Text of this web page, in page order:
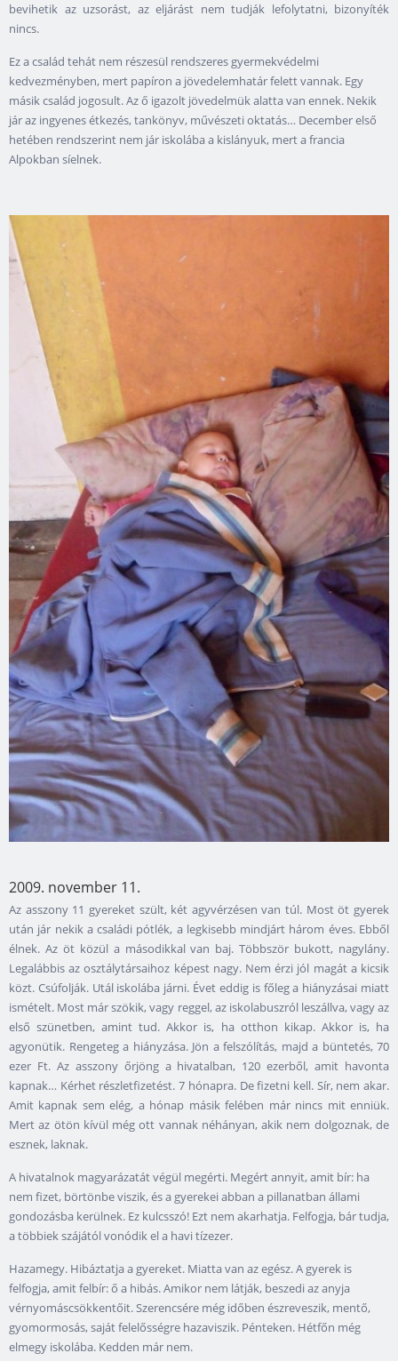
bevihetik az uzsorást, az eljárást nem tudják lefolytatni, bizonyíték
nincs.
Ez a család tehát nem részesül rendszeres gyermekvédelmi
kedvezményben, mert papíron a jövedelemhatár felett vannak. Egy
másik család jogosult. Az ő igazolt jövedelmük alatta van ennek. Nekik
jár az ingyenes étkezés, tankönyv, művészeti oktatás… December első
hetében rendszerint nem jár iskolába a kislányuk, mert a francia
Alpokban síelnek.
2009. november 11.
Az asszony 11 gyereket szült, két agyvérzésen van túl. Most öt gyerek
után jár nekik a családi pótlék, a legkisebb mindjárt három éves. Ebből
élnek. Az öt közül a másodikkal van baj. Többször bukott, nagylány.
Legalábbis az osztálytársaihoz képest nagy. Nem érzi jól magát a kicsik
közt. Csúfolják. Utál iskolába járni. Évet eddig is főleg a hiányzásai miatt
ismételt. Most már szökik, vagy reggel, az iskolabuszról leszállva, vagy az
első szünetben, amint tud. Akkor is, ha otthon kikap. Akkor is, ha
agyonütik. Rengeteg a hiányzása. Jön a felszólítás, majd a büntetés, 70
ezer Ft. Az asszony őrjöng a hivatalban, 120 ezerből, amit havonta
kapnak… Kérhet részletfizetést. 7 hónapra. De fizetni kell. Sír, nem akar.
Amit kapnak sem elég, a hónap másik felében már nincs mit enniük.
Mert az ötön kívül még ott vannak néhányan, akik nem dolgoznak, de
esznek, laknak.
A hivatalnok magyarázatát végül megérti. Megért annyit, amit bír: ha
nem fizet, börtönbe viszik, és a gyerekei abban a pillanatban állami
gondozásba kerülnek. Ez kulcsszó! Ezt nem akarhatja. Felfogja, bár tudja,
a többiek szájától vonódik el a havi tízezer.
Hazamegy. Hibáztatja a gyereket. Miatta van az egész. A gyerek is
felfogja, amit felbír: ő a hibás. Amikor nem látják, beszedi az anyja
vérnyomáscsökkentőit. Szerencsére még időben észreveszik, mentő,
gyomormosás, saját felelősségre hazaviszik. Pénteken. Hétfőn még
elmegy iskolába. Kedden már nem.